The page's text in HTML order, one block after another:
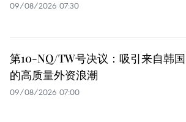
09/08/2026 07:30
第10-NQ/TW号决议：吸引来自韩国
的高质量外资浪潮
09/08/2026 07:00